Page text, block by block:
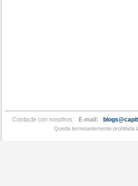
Contacte con nosotros: E-mail:
Queda terminantemente